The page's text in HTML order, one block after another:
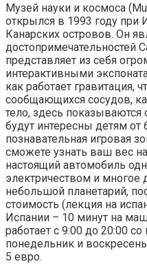
Музей науки и космоса
открылся в 1993 году при
Канарских островов. Он
достопримечательностей
представляет из себя
интерактивными
как работает гравитация,
сообщающихся сосудов,
тело, здесь
будут интересны детям от
познавательная игровая
сможете узнать ваш вес
настоящий автомобиль
электричеством и многое
небольшой планетарий,
стоимость (лекция на
Испании – 10 минут на
работает с 9:00 до 20:00
понедельник и
5 евро.